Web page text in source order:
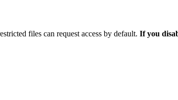
files can request access by default. If you